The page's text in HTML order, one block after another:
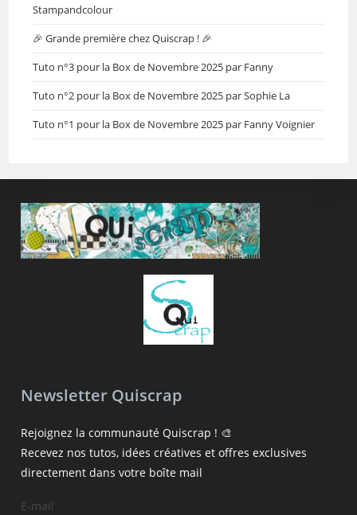
Stampandcolour
🎉 Grande première chez Quiscrap ! 🎉
Tuto n°3 pour la Box de Novembre 2025 par Fanny
Tuto n°2 pour la Box de Novembre 2025 par Sophie La
Tuto n°1 pour la Box de Novembre 2025 par Fanny Voignier
Newsletter Quiscrap
Rejoignez la communauté Quiscrap ! 🎨
Recevez nos tutos, idées créatives et offres exclusives
directement dans votre boîte mail
E-mail